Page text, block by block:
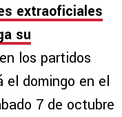
extraoficiales
su
en los partidos
el domingo en el
7 de octubre